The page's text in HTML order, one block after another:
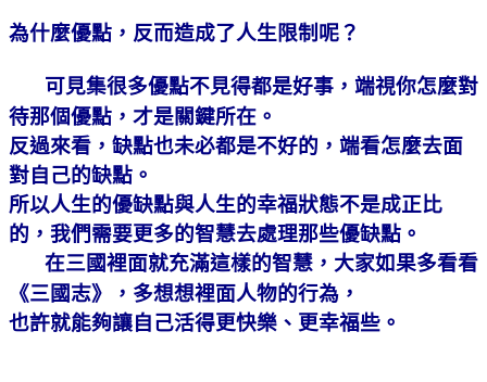
為什麼優點，反而造成了人生限制呢？
可見集很多優點不見得都是好事，端視你怎麼對
待那個優點，才是關鍵所在。
反過來看，缺點也未必都是不好的，端看怎麼去面
對自己的缺點。
所以人生的優缺點與人生的幸福狀態不是成正比
的，我們需要更多的智慧去處理那些優缺點。
在三國裡面就充滿這樣的智慧，大家如果多看看
《三國志》，多想想裡面人物的行為，
也許就能夠讓自己活得更快樂、更幸福些。